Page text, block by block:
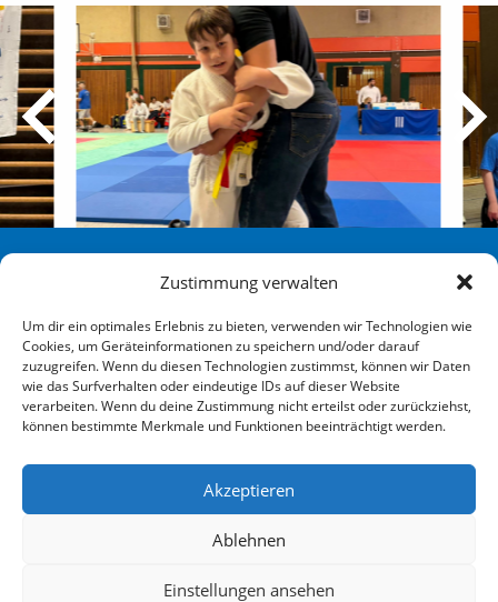
Zustimmung verwalten
Um dir ein optimales Erlebnis zu bieten, verwenden wir Technologien wie
Cookies, um Geräteinformationen zu speichern und/oder darauf
zuzugreifen. Wenn du diesen Technologien zustimmst, können wir Daten
wie das Surfverhalten oder eindeutige IDs auf dieser Website
verarbeiten. Wenn du deine Zustimmung nicht erteilst oder zurückziehst,
können bestimmte Merkmale und Funktionen beeinträchtigt werden.
Akzeptieren
Ablehnen
Einstellungen ansehen
Sportverein Eidelstedt Hamburg von 1880 e. V.
Redingskamp 25 22523 Hamburg
040 / 570 007-0
info@sve-hamburg.de